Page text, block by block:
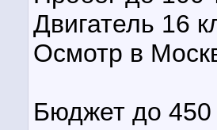
Двигатель 16
Осмотр в
Бюджет до 450